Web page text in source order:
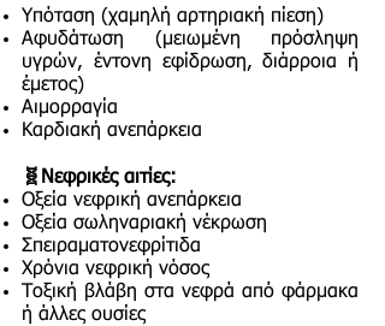
Υπόταση (χαμηλή αρτηριακή πίεση)
Αφυδάτωση (μειωμένη πρόσληψη
υγρών, έντονη εφίδρωση, διάρροια ή
έμετος)
Αιμορραγία
Καρδιακή ανεπάρκεια
🧬Νεφρικές αιτίες:
Οξεία νεφρική ανεπάρκεια
Οξεία σωληναριακή νέκρωση
Σπειραματονεφρίτιδα
Χρόνια νεφρική νόσος
Τοξική βλάβη στα νεφρά από φάρμακα
ή άλλες ουσίες